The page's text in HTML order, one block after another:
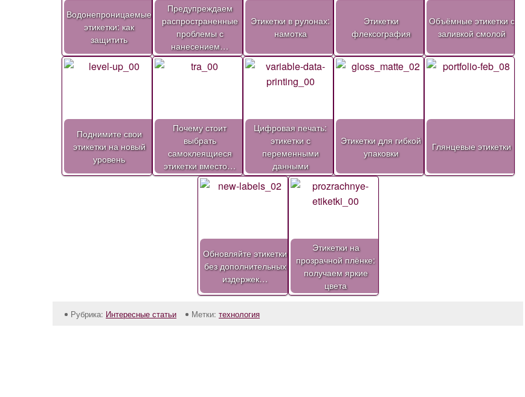
Водонепроницаемые
этикетки: как
защитить
Предупреждаем
распространенные
проблемы с
нанесением…
Этикетки в рулонах:
намотка
Этикетки
флексография
Объёмные этикетки с
заливкой смолой
Поднимите свои
этикетки на новый
уровень
Почему стоит
выбрать
самоклеящиеся
этикетки вместо…
Цифровая печать:
этикетки с
переменными
данными
Этикетки для гибкой
упаковки
Глянцевые этикетки
Обновляйте этикетки
без дополнительных
издержек…
Этикетки на
прозрачной плёнке:
получаем яркие
цвета
Рубрика: Интересные статьи Метки: технология